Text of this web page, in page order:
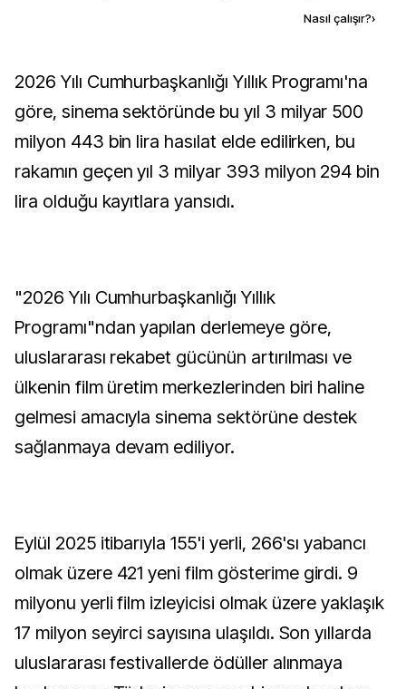
Nasıl çalışır?›
2026 Yılı Cumhurbaşkanlığı Yıllık Programı'na
göre, sinema sektöründe bu yıl 3 milyar 500
milyon 443 bin lira hasılat elde edilirken, bu
rakamın geçen yıl 3 milyar 393 milyon 294 bin
lira olduğu kayıtlara yansıdı.
"2026 Yılı Cumhurbaşkanlığı Yıllık
Programı"ndan yapılan derlemeye göre,
uluslararası rekabet gücünün artırılması ve
ülkenin film üretim merkezlerinden biri haline
gelmesi amacıyla sinema sektörüne destek
sağlanmaya devam ediliyor.
Eylül 2025 itibarıyla 155'i yerli, 266'sı yabancı
olmak üzere 421 yeni film gösterime girdi. 9
milyonu yerli film izleyicisi olmak üzere yaklaşık
17 milyon seyirci sayısına ulaşıldı. Son yıllarda
uluslararası festivallerde ödüller alınmaya